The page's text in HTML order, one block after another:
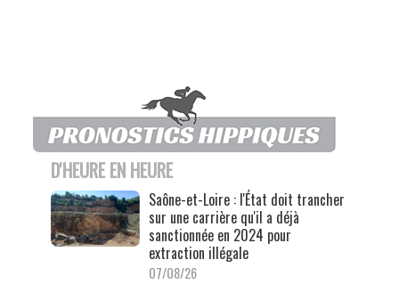
D'HEURE EN HEURE
Saône-et-Loire : l'État doit trancher
sur une carrière qu'il a déjà
sanctionnée en 2024 pour
extraction illégale
07/08/26